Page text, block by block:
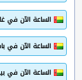
الساعة الآن في
الساعة الآن في
الساعة الآن في